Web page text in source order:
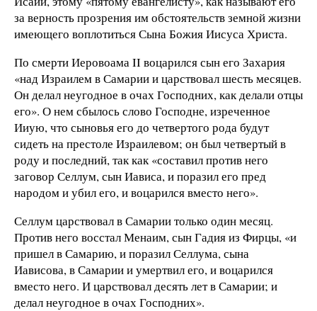
за верность прозрения им обстоятельств земной жизни
имеющего воплотиться Сына Божия Иисуса Христа.
По смерти Иеровоама II воцарился сын его Захария
«над Израилем в Самарии и царствовал шесть месяцев.
Он делал неугодное в очах Господних, как делали отцы
его». О нем сбылось слово Господне, изреченное
Ииую, что сыновья его до четвертого рода будут
сидеть на престоле Израилевом; он был четвертый в
роду и последний, так как «составил против него
заговор Селлум, сын Иависа, и поразил его пред
народом и убил его, и воцарился вместо него».
Селлум царствовал в Самарии только один месяц.
Против него восстал Менаим, сын Гадия из Фирцы, «и
пришел в Самарию, и поразил Селлума, сына
Иависова, в Самарии и умертвил его, и воцарился
вместо него. И царствовал десять лет в Самарии; и
делал неугодное в очах Господних».